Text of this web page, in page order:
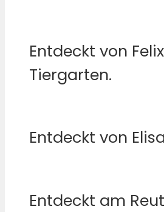
Entdeckt von
Tiergarten.
Entdeckt von
Entdeckt am